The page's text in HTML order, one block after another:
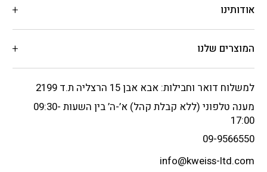
אודותינו
המוצרים שלנו
למשלוח דואר וחבילות: אבא אבן 15 הרצליה ת.ד 2199
מענה טלפוני (ללא קבלת קהל) א’-ה’ בין השעות 09:30-
17:00
09-9566550
info@kweiss-ltd.com